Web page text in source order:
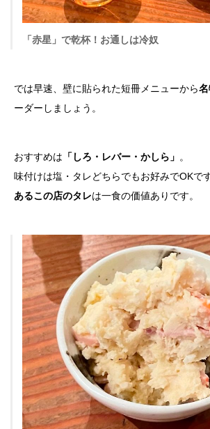
「赤星」で乾杯！お通しは冷奴
では早速、壁に貼られた短冊メニューから名
ーダーしましょう。
おすすめは 「しろ・レバー・かしら」 。
味付けは塩・タレどちらでもお好みでOKです
あるこの店のタレは一食の価値ありです。